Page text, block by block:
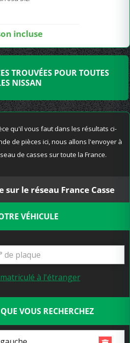
incluse
TROUVÉES POUR TOUTES
NISSAN
qu'il vous faut dans les résultats ci-
de pièces ici, nous allons l'envoyer à
de casses sur toute la France.
sur le réseau France Casse
VÉHICULE
à l'étranger
VOUS RECHERCHEZ